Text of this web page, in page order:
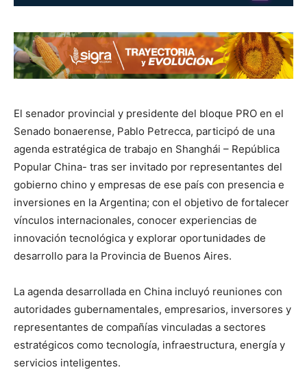
El senador provincial y presidente del bloque PRO en el
Senado bonaerense, Pablo Petrecca, participó de una
agenda estratégica de trabajo en Shanghái – República
Popular China- tras ser invitado por representantes del
gobierno chino y empresas de ese país con presencia e
inversiones en la Argentina; con el objetivo de fortalecer
vínculos internacionales, conocer experiencias de
innovación tecnológica y explorar oportunidades de
desarrollo para la Provincia de Buenos Aires.
La agenda desarrollada en China incluyó reuniones con
autoridades gubernamentales, empresarios, inversores y
representantes de compañías vinculadas a sectores
estratégicos como tecnología, infraestructura, energía y
servicios inteligentes.